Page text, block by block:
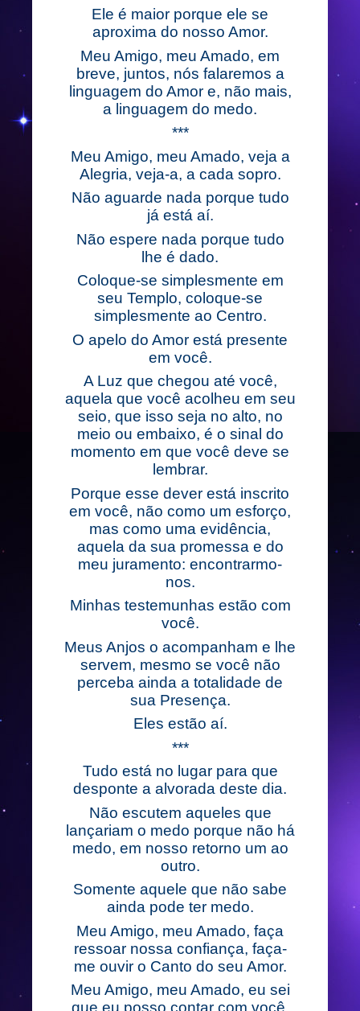
Ele é maior porque ele se
aproxima do nosso Amor.
Meu Amigo, meu Amado, em
breve, juntos, nós falaremos a
linguagem do Amor e, não mais,
a linguagem do medo.
***
Meu Amigo, meu Amado, veja a
Alegria, veja-a, a cada sopro.
Não aguarde nada porque tudo
já está aí.
Não espere nada porque tudo
lhe é dado.
Coloque-se simplesmente em
seu Templo, coloque-se
simplesmente ao Centro.
O apelo do Amor está presente
em você.
A Luz que chegou até você,
aquela que você acolheu em seu
seio, que isso seja no alto, no
meio ou embaixo, é o sinal do
momento em que você deve se
lembrar.
Porque esse dever está inscrito
em você, não como um esforço,
mas como uma evidência,
aquela da sua promessa e do
meu juramento: encontrarmo-
nos.
Minhas testemunhas estão com
você.
Meus Anjos o acompanham e lhe
servem, mesmo se você não
perceba ainda a totalidade de
sua Presença.
Eles estão aí.
***
Tudo está no lugar para que
desponte a alvorada deste dia.
Não escutem aqueles que
lançariam o medo porque não há
medo, em nosso retorno um ao
outro.
Somente aquele que não sabe
ainda pode ter medo.
Meu Amigo, meu Amado, faça
ressoar nossa confiança, faça-
me ouvir o Canto do seu Amor.
Meu Amigo, meu Amado, eu sei